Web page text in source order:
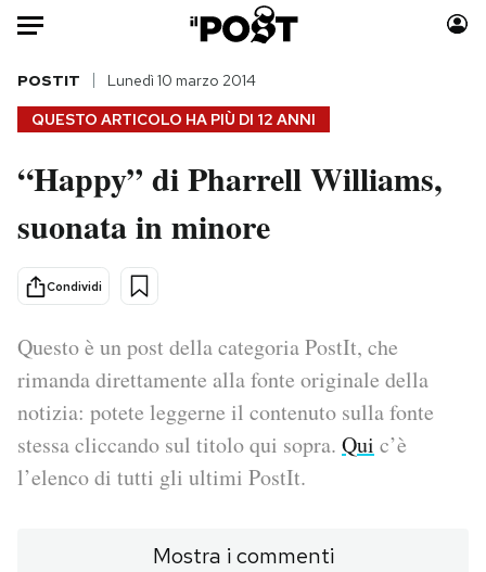
Auto
HOME
Italia
Politica
Tecnologia
Internet
Scienza
Cultura
Moda
Media
Europa
QUESTO ARTICOLO HA PIÙ DI 12 ANNI
POSTIT Lunedì 10 marzo 2014
“Happy” di Pharrell Williams,
suonata in minore
Condividi
Questo è un post della categoria PostIt, che
rimanda direttamente alla fonte originale della
notizia: potete leggerne il contenuto sulla fonte
stessa cliccando sul titolo qui sopra. Qui c’è
l’elenco di tutti gli ultimi PostIt.
Mostra i commenti